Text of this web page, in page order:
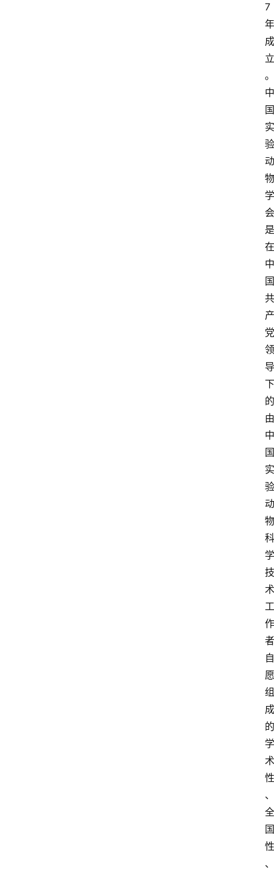
7
年
成
立
。
中
国
实
验
动
物
学
会
是
在
中
国
共
产
党
领
导
下
的
由
中
国
实
验
动
物
科
学
技
术
工
作
者
自
愿
组
成
的
学
术
性
、
全
国
性
、